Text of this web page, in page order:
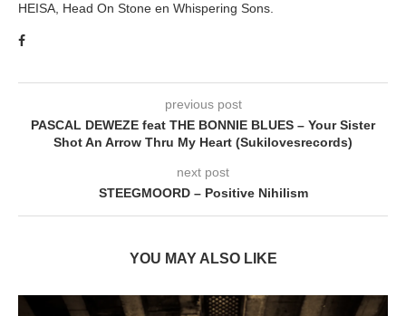
HEISA, Head On Stone en Whispering Sons.
previous post
PASCAL DEWEZE feat THE BONNIE BLUES – Your Sister
Shot An Arrow Thru My Heart (Sukilovesrecords)
next post
STEEGMOORD – Positive Nihilism
YOU MAY ALSO LIKE